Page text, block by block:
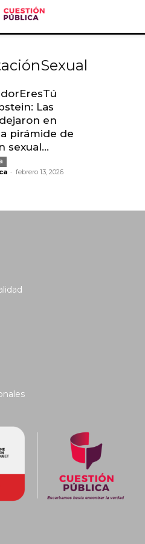
Las
en
pirámide de
sexual...
- febrero 13, 2026